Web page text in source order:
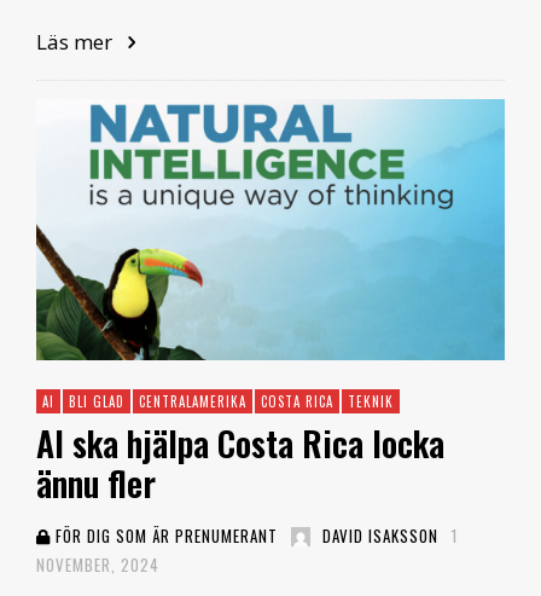
Läs mer
AI BLI GLAD CENTRALAMERIKA COSTA RICA TEKNIK
AI ska hjälpa Costa Rica locka
ännu fler
FÖR DIG SOM ÄR PRENUMERANT DAVID ISAKSSON 1
NOVEMBER, 2024